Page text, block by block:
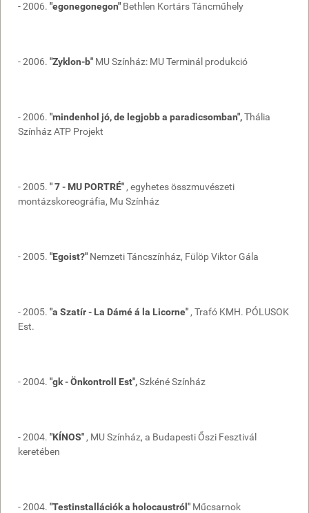
- 2006. "egonegonegon" Bethlen Kortárs Táncműhely
- 2006. "Zyklon-b" MU Színház: MU Terminál produkció
- 2006. "mindenhol jó, de legjobb a paradicsomban",Thália
Színház ATP Projekt
- 2005. " 7 - MU PORTRÉ" , egyhetes összmuvészeti
montázskoreográfia, Mu Színház
- 2005. "Egoist?" Nemzeti Táncszínház, Fülöp Viktor Gála
- 2005. "a Szatír - La Dámé á la Licorne" , Trafó KMH. PÓLUSOK
Est.
- 2004. "gk - Önkontroll Est",Szkéné Színház
- 2004. "KÍNOS" , MU Színház, a Budapesti Őszi Fesztivál
keretében
- 2004. "Testinstallációk a holocaustról" Műcsarnok